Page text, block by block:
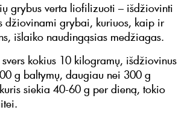
grybus verta liofilizuoti – išdžiovinti
džiovinami grybai, kuriuos, kaip ir
išlaiko naudingąsias medžiagas.
kokius 10 kilogramų, išdžiovinus
g baltymų, daugiau nei 300 g
siekia 40-60 g per dieną, tokio